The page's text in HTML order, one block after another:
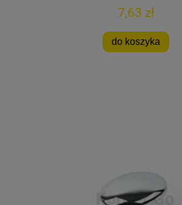
7,63 zł
do koszyka